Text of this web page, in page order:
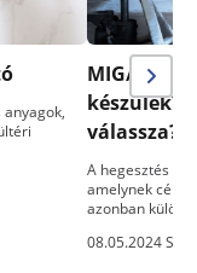
MIG/MAG-
készülék?
válassza?
A hegesztés
amelynek célja
azonban
08.05.2024